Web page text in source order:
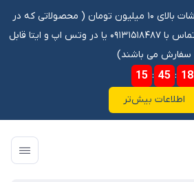
تخفیف ۵ درصد برای سفارشات بالای ۱۰ میلیون تومان ‌‌(‌‌ محصولاتی که در
سایت موجود نیستند طی تماس با ۰۹۱۳۱۵۱۸۴۸۷ یا در وتس اپ و ایتا قابل
سفارش می باشند)
15 : 45 : 17
اطلاعات بیش‌تر